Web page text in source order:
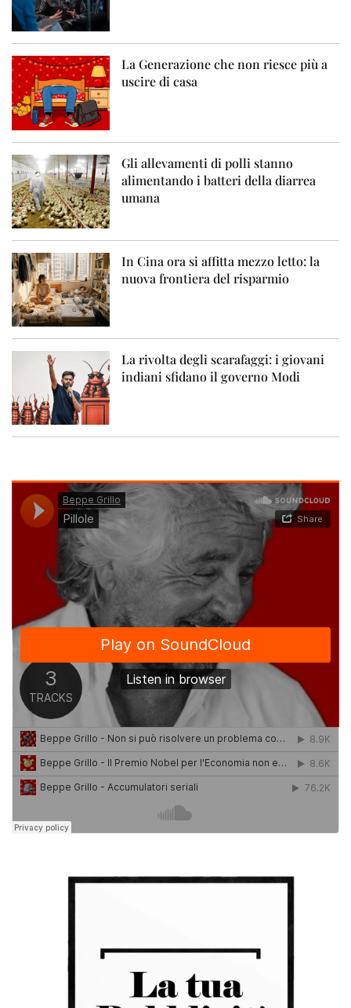
La Generazione che non riesce più a
uscire di casa
Gli allevamenti di polli stanno
alimentando i batteri della diarrea
umana
In Cina ora si affitta mezzo letto: la
nuova frontiera del risparmio
La rivolta degli scarafaggi: i giovani
indiani sfidano il governo Modi